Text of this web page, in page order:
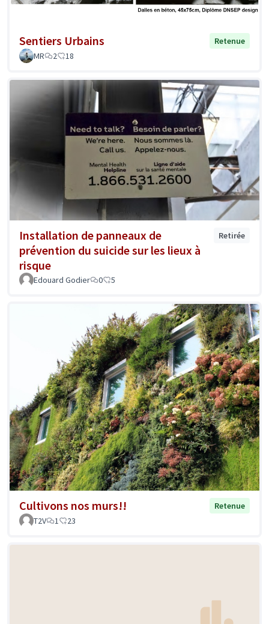
Sentiers Urbains
Retenue
MR
2 18
Installation de panneaux de
prévention du suicide sur les lieux à
risque
Retirée
Edouard Godier 0 5
Cultivons nos murs!!
Retenue
T2V
1 23